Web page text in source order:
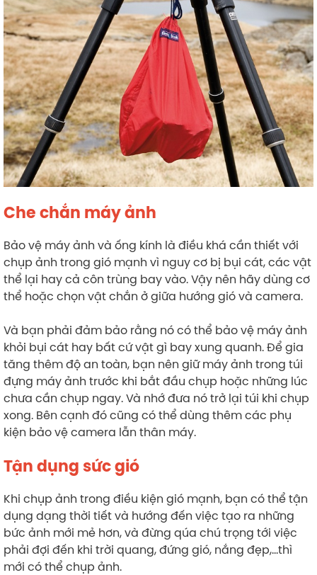
Che chắn máy ảnh
Bảo vệ máy ảnh và ống kính là điều khá cần thiết với
chụp ảnh trong gió mạnh vì nguy cơ bị bụi cát, các vật
thể lại hay cả côn trùng bay vào. Vậy nên hãy dùng cơ
thể hoặc chọn vật chắn ở giữa hướng gió và camera.
Và bạn phải đảm bảo rằng nó có thể bảo vệ máy ảnh
khỏi bụi cát hay bất cứ vật gì bay xung quanh. Để gia
tăng thêm độ an toàn, bạn nên giữ máy ảnh trong túi
đựng máy ảnh trước khi bắt đầu chụp hoặc những lúc
chưa cần chụp ngay. Và nhớ đưa nó trở lại túi khi chụp
xong. Bên cạnh đó cũng có thể dùng thêm các phụ
kiện bảo vệ camera lẫn thân máy.
Tận dụng sức gió
Khi chụp ảnh trong điều kiện gió mạnh, bạn có thể tận
dụng dạng thời tiết và hướng đến việc tạo ra những
bức ảnh mới mẻ hơn, và đừng qúa chú trọng tới việc
phải đợi đến khi trời quang, đứng gió, nắng đẹp,…thì
mới có thể chụp ảnh.